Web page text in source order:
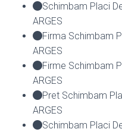
Schimbam Placi
ARGES
Firma Schimbam
ARGES
Firme Schimbam
ARGES
Pret Schimbam
ARGES
Schimbam Placi